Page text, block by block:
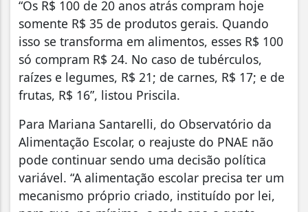
“Os R$ 100 de 20 anos atrás compram hoje
somente R$ 35 de produtos gerais. Quando
isso se transforma em alimentos, esses R$ 100
só compram R$ 24. No caso de tubérculos,
raízes e legumes, R$ 21; de carnes, R$ 17; e de
frutas, R$ 16”, listou Priscila.
Para Mariana Santarelli, do Observatório da
Alimentação Escolar, o reajuste do PNAE não
pode continuar sendo uma decisão política
variável. “A alimentação escolar precisa ter um
mecanismo próprio criado, instituído por lei,